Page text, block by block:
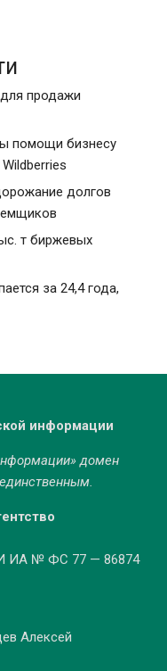
продажи
помощи бизнесу
долгов
т биржевых
за 24,4 года,
информации
домен
ИА № ФС 77 — 86874
Алексей